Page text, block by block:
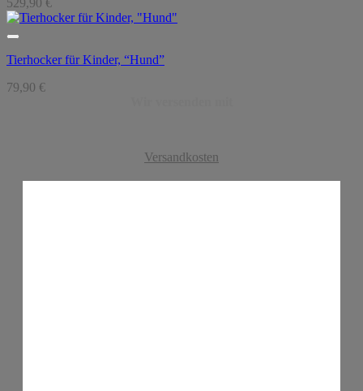
Tierhocker für Kinder, “Hund”
79,90 €
Versandkosten